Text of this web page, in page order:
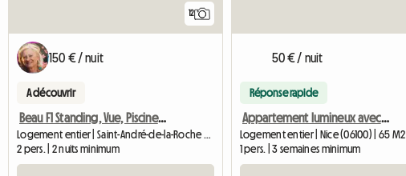
12
150 € / nuit
A découvrir
Beau F1 Standing, Vue, Piscine, Calme
Logement entier | Saint-André-de-la-Roche (06730) | 44 M2
2 pers. | 2 nuits minimum
50 € / nuit
Réponse rapide
Appartement lumineux avec séjour spacieux vue mer
Logement entier | Nice (06100) | 65 M2
1 pers. | 3 semaines minimum